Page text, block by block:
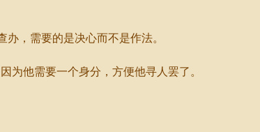
，需要的是决心而不是作法。
他需要一个身分，方便他寻人罢了。